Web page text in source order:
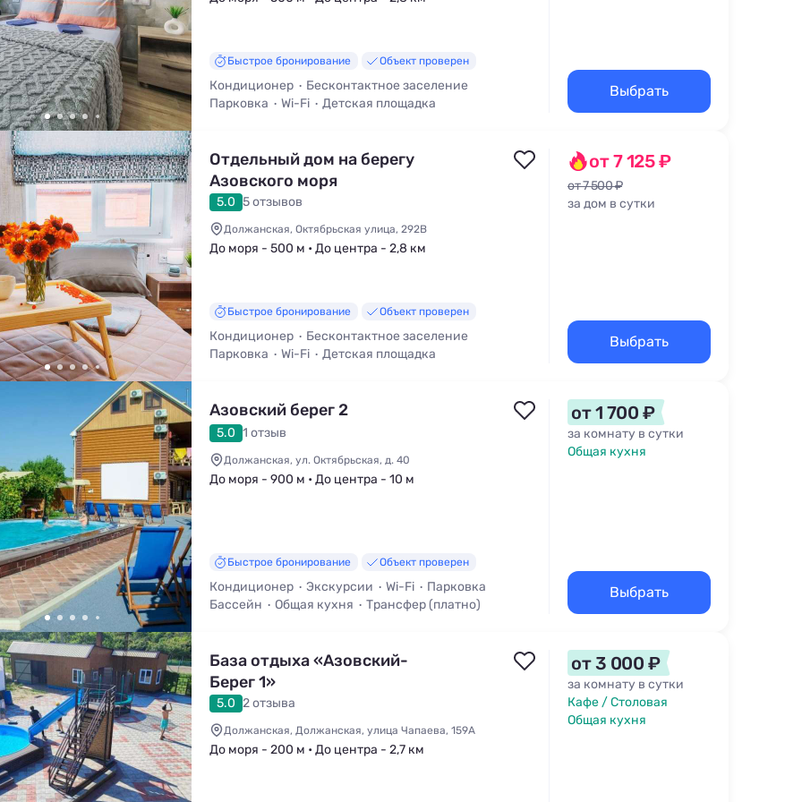
Быстрое бронирование Объект проверен
Кондиционер
Бесконтактное заселение
Парковка
Wi-Fi
Детская площадка
Выбрать
Отдельный дом на берегу
Азовского моря
5.0 5 отзывов
Должанская, Октябрьская улица, 292В
До моря - 500 м • До центра - 2,8 км
Быстрое бронирование Объект проверен
Кондиционер
Бесконтактное заселение
Парковка
Wi-Fi
Детская площадка
от 7 125 ₽
от 7 500 ₽
за дом в сутки
Выбрать
Азовский берег 2
5.0 1 отзыв
Должанская, ул. Октябрьская, д. 40
До моря - 900 м • До центра - 10 м
Быстрое бронирование Объект проверен
Кондиционер Экскурсии Wi-Fi
Парковка
Бассейн
Общая кухня Трансфер (платно)
от 1 700 ₽
за комнату в сутки
Общая кухня
Выбрать
База отдыха «Азовский-
Берег 1»
5.0 2 отзыва
Должанская, Должанская, улица Чапаева, 159А
До моря - 200 м • До центра - 2,7 км
от 3 000 ₽
за комнату в сутки
Кафе / Столовая
Общая кухня